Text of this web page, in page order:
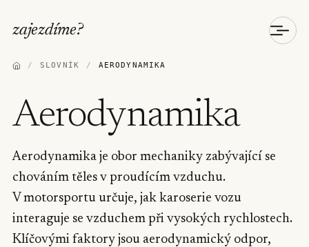
zajezdíme?
/ SLOVNÍK / AERODYNAMIKA
Aerodynamika
Aerodynamika je obor mechaniky zabývající se
chováním těles v proudícím vzduchu.
V motorsportu určuje, jak karoserie vozu
interaguje se vzduchem při vysokých rychlostech.
Klíčovými faktory jsou aerodynamický odpor,